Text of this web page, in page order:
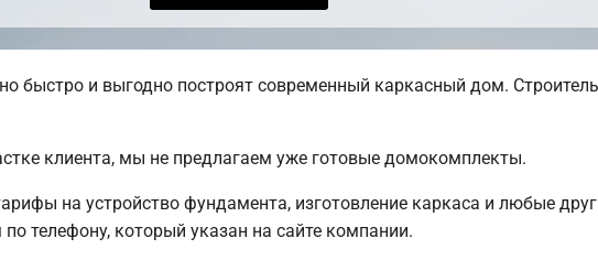
быстро и выгодно построят современный каркасный дом.
клиента, мы не предлагаем уже готовые домокомплекты.
на устройство фундамента, изготовление каркаса и любые
телефону, который указан на сайте компании.